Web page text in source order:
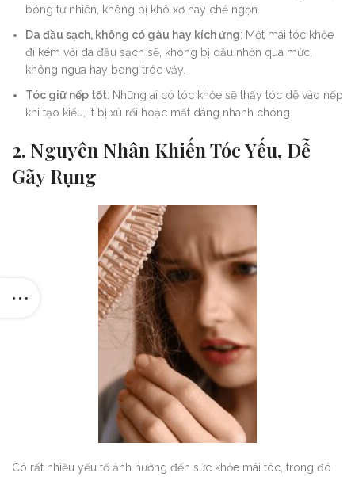
bóng tự nhiên, không bị khô xơ hay chẻ ngọn.
Da đầu sạch, không có gàu hay kích ứng: Một mái tóc khỏe
đi kèm với da đầu sạch sẽ, không bị dầu nhờn quá mức,
không ngứa hay bong tróc vảy.
Tóc giữ nếp tốt: Những ai có tóc khỏe sẽ thấy tóc dễ vào nếp
khi tạo kiểu, ít bị xù rối hoặc mất dáng nhanh chóng.
2. Nguyên Nhân Khiến Tóc Yếu, Dễ
Gãy Rụng
Có rất nhiều yếu tố ảnh hưởng đến sức khỏe mái tóc, trong đó